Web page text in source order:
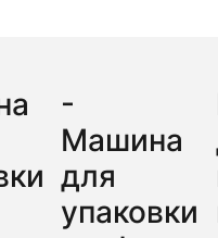
-
Машина
для
упаковки
в